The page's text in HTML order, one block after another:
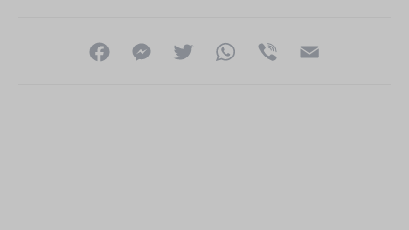
FacebookMessenger
Twitter WhatsApp
Viber